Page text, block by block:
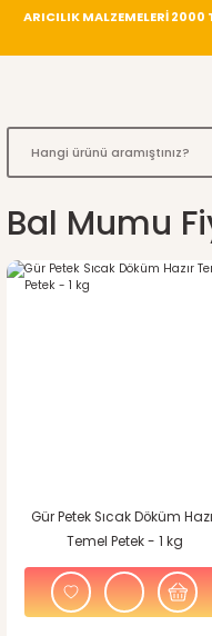
ARICILIK MALZEMELERİ 2000
Bal Mumu
Gür Petek Sıcak Döküm
Temel Petek - 1 kg